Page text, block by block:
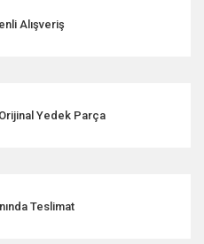
pahalı.
Alışveriş
Yedek Parça
Teslimat